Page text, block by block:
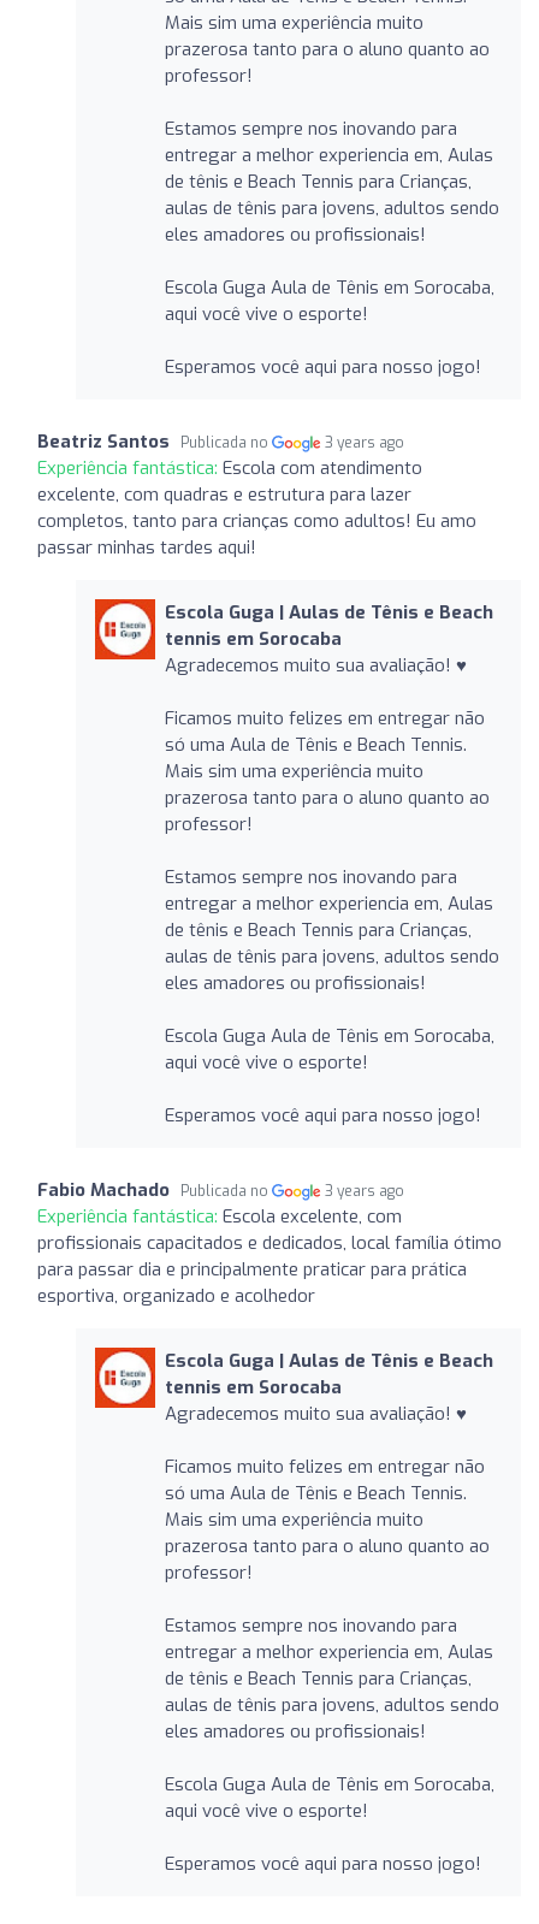
Mais sim uma experiência muito
prazerosa tanto para o aluno quanto ao
professor!
Estamos sempre nos inovando para
entregar a melhor experiencia em, Aulas
de tênis e Beach Tennis para Crianças,
aulas de tênis para jovens, adultos sendo
eles amadores ou profissionais!
Escola Guga Aula de Tênis em Sorocaba,
aqui você vive o esporte!
Esperamos você aqui para nosso jogo!
Beatriz Santos Publicada no 3 years ago
Experiência fantástica: Escola com atendimento
excelente, com quadras e estrutura para lazer
completos, tanto para crianças como adultos! Eu amo
passar minhas tardes aqui!
Escola Guga | Aulas de Tênis e Beach
tennis em Sorocaba
Agradecemos muito sua avaliação! ♥️
Ficamos muito felizes em entregar não
só uma Aula de Tênis e Beach Tennis.
Mais sim uma experiência muito
prazerosa tanto para o aluno quanto ao
professor!
Estamos sempre nos inovando para
entregar a melhor experiencia em, Aulas
de tênis e Beach Tennis para Crianças,
aulas de tênis para jovens, adultos sendo
eles amadores ou profissionais!
Escola Guga Aula de Tênis em Sorocaba,
aqui você vive o esporte!
Esperamos você aqui para nosso jogo!
Fabio Machado Publicada no 3 years ago
Experiência fantástica: Escola excelente, com
profissionais capacitados e dedicados, local família ótimo
para passar dia e principalmente praticar para prática
esportiva, organizado e acolhedor
Escola Guga | Aulas de Tênis e Beach
tennis em Sorocaba
Agradecemos muito sua avaliação! ♥️
Ficamos muito felizes em entregar não
só uma Aula de Tênis e Beach Tennis.
Mais sim uma experiência muito
prazerosa tanto para o aluno quanto ao
professor!
Estamos sempre nos inovando para
entregar a melhor experiencia em, Aulas
de tênis e Beach Tennis para Crianças,
aulas de tênis para jovens, adultos sendo
eles amadores ou profissionais!
Escola Guga Aula de Tênis em Sorocaba,
aqui você vive o esporte!
Esperamos você aqui para nosso jogo!